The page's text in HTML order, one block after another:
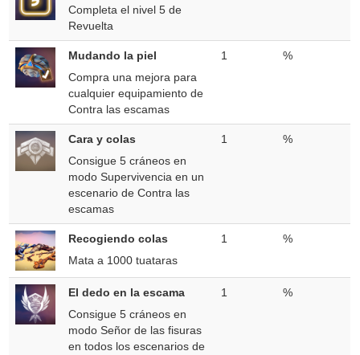
Completa el nivel 5 de
Revuelta
Mudando la piel
Compra una mejora para
cualquier equipamiento de
Contra las escamas
1 %
Cara y colas
Consigue 5 cráneos en
modo Supervivencia en un
escenario de Contra las
escamas
1 %
Recogiendo colas
Mata a 1000 tuataras
1 %
El dedo en la escama
Consigue 5 cráneos en
modo Señor de las fisuras
en todos los escenarios de
1 %